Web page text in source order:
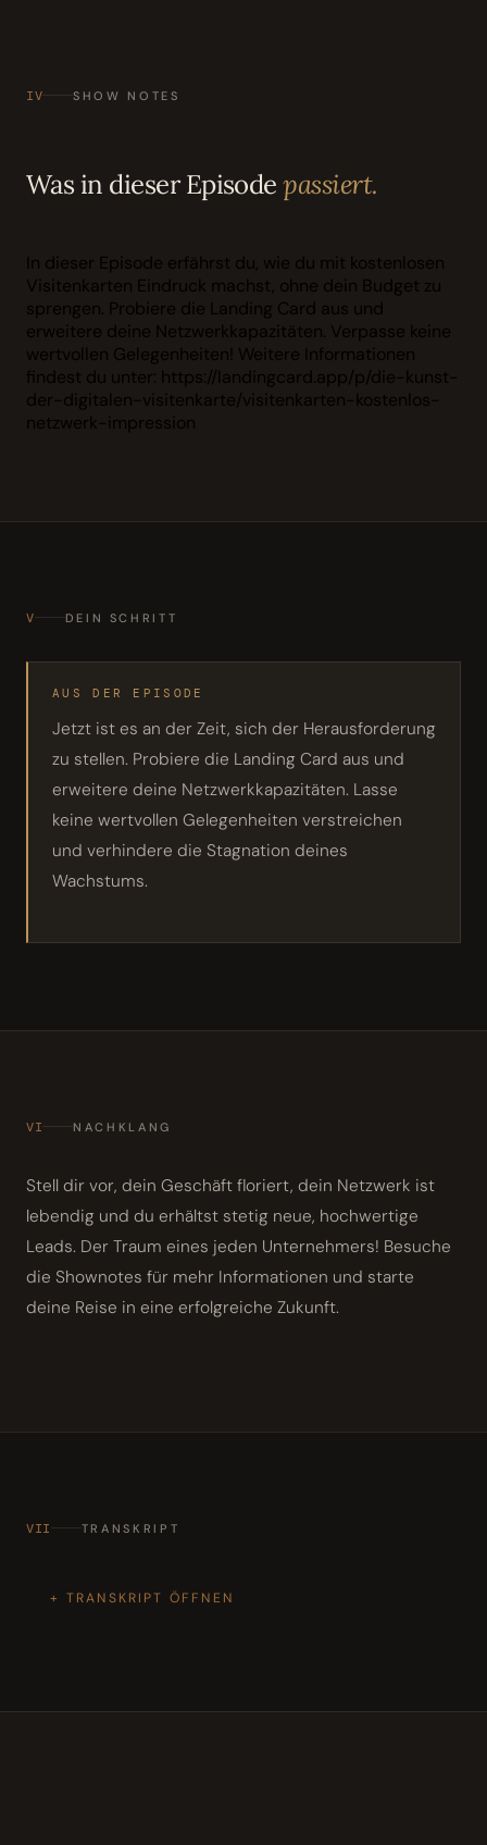
IV SHOW NOTES
Was in dieser Episodepassiert.
In dieser Episode erfährst du, wie du mit kostenlosen
Visitenkarten Eindruck machst, ohne dein Budget zu
sprengen. Probiere die Landing Card aus und
erweitere deine Netzwerkkapazitäten. Verpasse keine
wertvollen Gelegenheiten! Weitere Informationen
findest du unter: https://landingcard.app/p/die-kunst-
der-digitalen-visitenkarte/visitenkarten-kostenlos-
netzwerk-impression
V DEIN SCHRITT
AUS DER EPISODE
Jetzt ist es an der Zeit, sich der Herausforderung
zu stellen. Probiere die Landing Card aus und
erweitere deine Netzwerkkapazitäten. Lasse
keine wertvollen Gelegenheiten verstreichen
und verhindere die Stagnation deines
Wachstums.
VI NACHKLANG
Stell dir vor, dein Geschäft floriert, dein Netzwerk ist
lebendig und du erhältst stetig neue, hochwertige
Leads. Der Traum eines jeden Unternehmers! Besuche
die Shownotes für mehr Informationen und starte
deine Reise in eine erfolgreiche Zukunft.
VII TRANSKRIPT
TRANSKRIPT ÖFFNEN